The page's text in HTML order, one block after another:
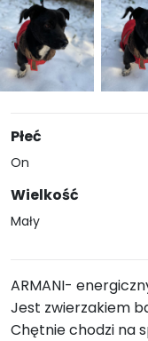
Płeć
On
Wielkość
Mały
ARMANI-
Jest zwierzakiem
Chętnie chodzi na